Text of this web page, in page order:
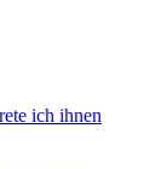
ich ihnen